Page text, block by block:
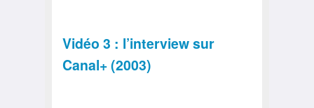
Vidéo 3 : l’interview sur
Canal+ (2003)